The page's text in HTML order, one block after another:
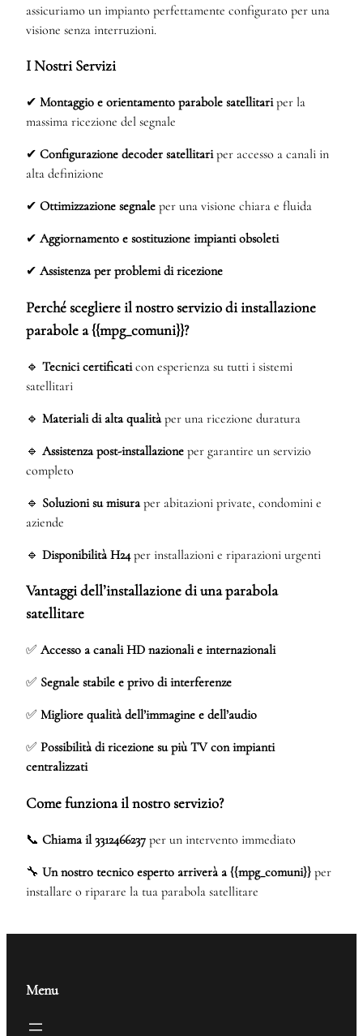
assicuriamo un impianto perfettamente configurato per una
visione senza interruzioni.
I Nostri Servizi
✔ Montaggio e orientamento parabole satellitariper la
massima ricezione del segnale
✔ Configurazione decoder satellitariper accesso a canali in
alta definizione
✔ Ottimizzazione segnale per una visione chiara e fluida
✔ Aggiornamento e sostituzione impianti obsoleti
✔ Assistenza per problemi di ricezione
Perché scegliere il nostro servizio di installazione
parabole a {{mpg_comuni}}?
🔹 Tecnici certificaticon esperienza su tutti i sistemi
satellitari
🔹 Materiali di alta qualitàper una ricezione duratura
🔹 Assistenza post-installazione per garantire un servizio
completo
🔹 Soluzioni su misuraper abitazioni private, condomini e
aziende
🔹 Disponibilità H24per installazioni e riparazioni urgenti
Vantaggi dell’installazione di una parabola
satellitare
✅ Accesso a canali HD nazionali e internazionali
✅ Segnale stabile e privo di interferenze
✅ Migliore qualità dell’immagine e dell’audio
✅ Possibilità di ricezione su più TV con impianti
centralizzati
Come funziona il nostro servizio?
📞 Chiama il 3312466237 per un intervento immediato
🔧 Un nostro tecnico esperto arriverà a {{mpg_comuni}} per
installare o riparare la tua parabola satellitare
Menu